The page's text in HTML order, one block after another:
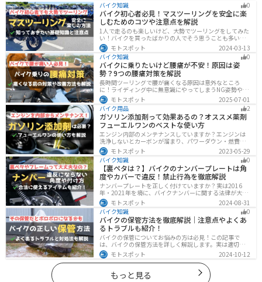
バイク知識 0
バイク初心者必見！マスツーリングを安全に楽
しむためのコツや注意点を解説
1人で走るのも楽しいけど、大勢でツーリングをしてみた
い！バイクを買ったばかりの人でそう思うことも多いで
しょう。他の人と一緒に走るマスツーリングはとても楽
しいですが、安全に楽しむために確認すべきことや注意
点などたくさんあります。1人で走る時とは違った難しさ
もあるので、しっかりと確認しておきましょう。
モトスポット
2024-03-13
バイク知識
0
バイクに乗りたいけど腰痛が不安！原因は姿
勢？9つの腰痛対策を解説
長時間ツーリングで腰が痛くなる原因は意外なところ
に！ライディング中に無意識にやってしまうNG姿勢や体
への負担、今すぐ見直せる予防・対策法をわかりやすく
解説。腰痛対策に効果的な便利アイテムも紹介し、快適
で楽しいツーリングをサポートします。
モトスポット
2025-07-01
バイク用品
2
ガソリン添加剤って効果あるの？オススメ薬剤
フューエルワンのベストな使い方
エンジン内部のメンテナンスしていますか？エンジンは
洗浄しないとカーボンが溜まり、パワーダウン・燃費の
悪化、燃焼以上、エンジンの焼き付きなどのトラブルの
原因になります。定期的にガソリン添加剤を入れてエン
ジン内部も綺麗にしましょう。
モトスポット
2023-05-29
バイク知識
0
【裏ペタは？】バイクのナンバープレートは角
度やカバーで違反！禁止行為を徹底解説
ナンバープレートを正しく付けていますか？実は2016
年・2021年を境に、バイクナンバーに関する法律が大き
く変わっています！角度やカバー、ステーなど昔は大丈
夫でも今は違法になるケースが発生します。正しく理解
して、今一度見直してみましょう。合法で使えるアイテ
ムも紹介します。
モトスポット
2024-08-31
バイク知識
0
バイクの保管方法を徹底解説｜注意点やよくあ
るトラブルも紹介！
バイクの保管についてお悩みの方は必見！この記事で
は、バイクの保管方法を詳しく解説します。実は適切に
保管しなければ、バイクの状態を悪化させる恐れがあり
ます。記事を参考にすれば、バイクを状態良く長持ちさ
せることが可能です。
モトスポット 2024-10-12
もっと見る